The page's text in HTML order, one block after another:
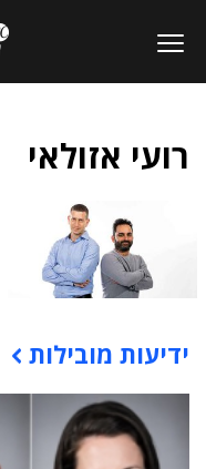
רועי אזולאי
תוכן פרסומי
ידיעות מובילות